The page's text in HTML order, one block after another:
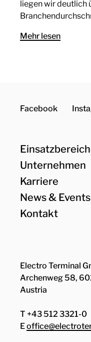
liegen wir deutlich
Mehr lesen
Facebook
Unternehmen
Karriere
News & Events
Kontakt
Electro Terminal
Archenweg 58,
Austria
T +43 512 3321-0
E